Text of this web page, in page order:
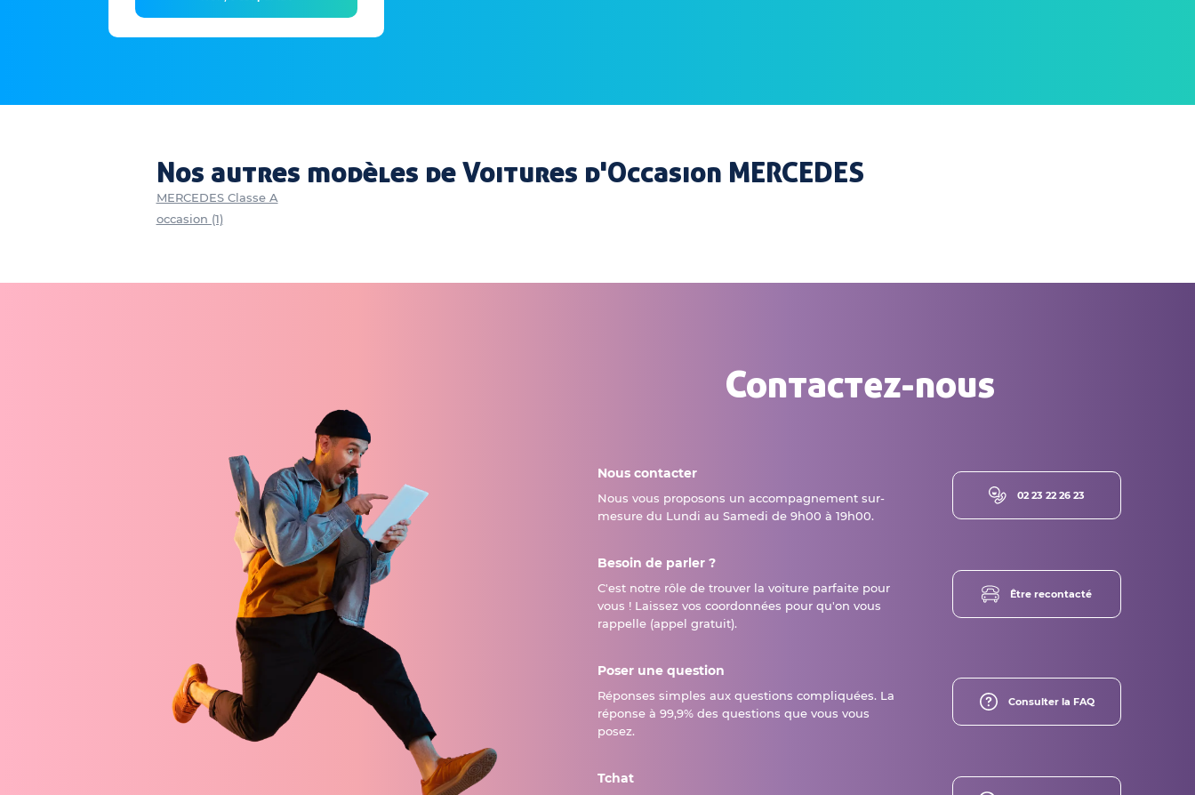
Nos autres modèles de Voitures d'Occasion MERCEDES
MERCEDES Classe A
occasion (1)
Contactez-nous
Nous contacter
Nous vous proposons un accompagnement sur-
mesure du Lundi au Samedi de 9h00 à 19h00.
02 23 22 26 23
Besoin de parler ?
C'est notre rôle de trouver la voiture parfaite pour
vous ! Laissez vos coordonnées pour qu'on vous
rappelle (appel gratuit).
Être recontacté
Poser une question
Réponses simples aux questions compliquées. La
réponse à 99,9% des questions que vous vous
posez.
Consulter la FAQ
Tchat